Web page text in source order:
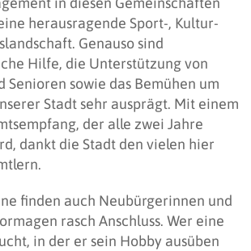
herausragende Sport-, Kultur-
Genauso sind
Hilfe, die Unterstützung von
Senioren sowie das Bemühen um
Stadt sehr ausprägt. Mit einem
der alle zwei Jahre
dankt die Stadt den vielen hier
finden auch Neubürgerinnen und
rasch Anschluss. Wer eine
in der er sein Hobby ausüben